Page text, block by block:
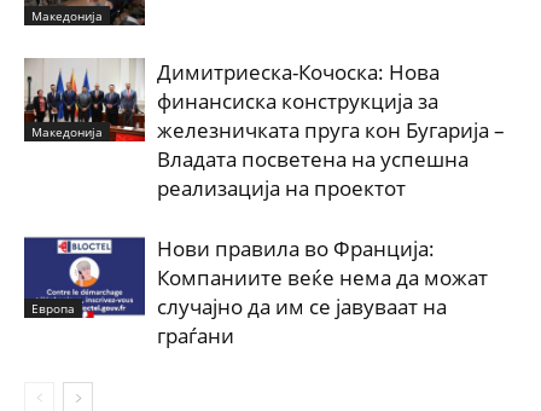
Македонија
Македонија
Димитриеска-Кочоска: Нова
финансиска конструкција за
железничката пруга кон Бугарија –
Владата посветена на успешна
реализација на проектот
Европа
Нови правила во Франција:
Компаниите веќе нема да можат
случајно да им се јавуваат на
граѓани